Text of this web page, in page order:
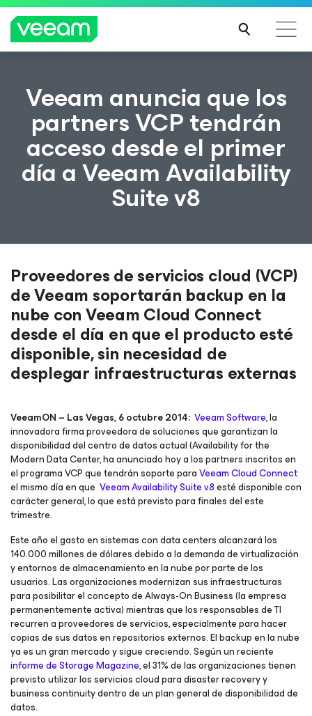
Guía de Veeam para los clientes afectados por la
actualización de contenido de CrowdStrike
MÁS
INFO
RMA
CIÓN
Veeam anuncia que los
partners VCP tendrán
acceso desde el primer
día a Veeam Availability
Suite v8
Proveedores de servicios cloud (VCP)
de Veeam soportarán backup en la
nube con Veeam Cloud Connect
desde el día en que el producto esté
disponible, sin necesidad de
desplegar infraestructuras externas
VeeamON – Las Vegas, 6 octubre 2014: Veeam Software, la
innovadora firma proveedora de soluciones que garantizan la
disponibilidad del centro de datos actual (Availability for the
Modern Data Center, ha anunciado hoy a los partners inscritos en
el programa VCP que tendrán soporte paraVeeam Cloud Connect
el mismo día en que Veeam Availability Suite v8esté disponible con
carácter general, lo que está previsto para finales del este
trimestre.
Este año el gasto en sistemas con data centers alcanzará los
140.000 millones de dólares debido a la demanda de virtualización
y entornos de almacenamiento en la nube por parte de los
usuarios. Las organizaciones modernizan sus infraestructuras
para posibilitar el concepto de Always-On Business (la empresa
permanentemente activa) mientras que los responsables de TI
recurren a proveedores de servicios, especialmente para hacer
copias de sus datos en repositorios externos. El backup en la nube
ya es un gran mercado y sigue creciendo. Según un reciente
informe de Storage Magazine, el 31% de las organizaciones tienen
previsto utilizar los servicios cloud para disaster recovery y
business continuity dentro de un plan general de disponibilidad de
datos.